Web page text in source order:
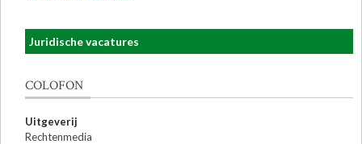
Juridische vacatures
COLOFON
Uitgeverij
Rechtenmedia